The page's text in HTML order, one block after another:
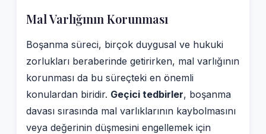
Mal Varlığının Korunması
Boşanma süreci, birçok duygusal ve hukuki
zorlukları beraberinde getirirken, mal varlığının
korunması da bu süreçteki en önemli
konulardan biridir. Geçici tedbirler, boşanma
davası sırasında mal varlıklarının kaybolmasını
veya değerinin düşmesini engellemek için